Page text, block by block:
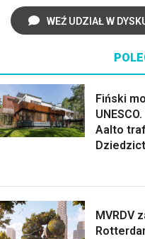
WEŹ UDZIAŁ W
Fiński
Aalto
MVRDV